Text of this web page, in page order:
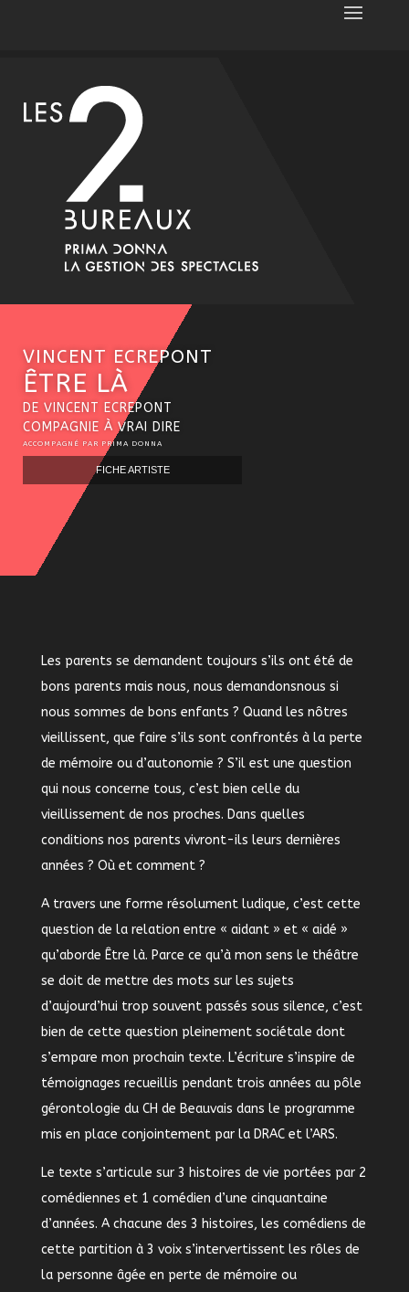
VINCENT ECREPONT
ÊTRE LÀ
DE VINCENT ECREPONT
COMPAGNIE À VRAI DIRE
ACCOMPAGNÉ PAR PRIMA DONNA
FICHE ARTISTE
Les parents se demandent toujours s’ils ont été de
bons parents mais nous, nous demandonsnous si
nous sommes de bons enfants ? Quand les nôtres
vieillissent, que faire s’ils sont confrontés à la perte
de mémoire ou d’autonomie ? S’il est une question
qui nous concerne tous, c’est bien celle du
vieillissement de nos proches. Dans quelles
conditions nos parents vivront-ils leurs dernières
années ? Où et comment ?
A travers une forme résolument ludique, c’est cette
question de la relation entre « aidant » et « aidé »
qu’aborde Être là. Parce ce qu’à mon sens le théâtre
se doit de mettre des mots sur les sujets
d’aujourd’hui trop souvent passés sous silence, c’est
bien de cette question pleinement sociétale dont
s’empare mon prochain texte. L’écriture s’inspire de
témoignages recueillis pendant trois années au pôle
gérontologie du CH de Beauvais dans le programme
mis en place conjointement par la DRAC et l’ARS.
Le texte s’articule sur 3 histoires de vie portées par 2
comédiennes et 1 comédien d’une cinquantaine
d’années. A chacune des 3 histoires, les comédiens de
cette partition à 3 voix s’intervertissent les rôles de
la personne âgée en perte de mémoire ou